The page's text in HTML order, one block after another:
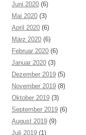
Juni 2020 (6)
Mai 2020 (3)
April 2020 (6)
März 2020 (6)
Februar 2020 (6)
Januar 2020 (3)
Dezember 2019 (5)
November 2019 (8)
Oktober 2019 (3)
September 2019 (6)
August 2019 (9)
Juli 2019 (1)